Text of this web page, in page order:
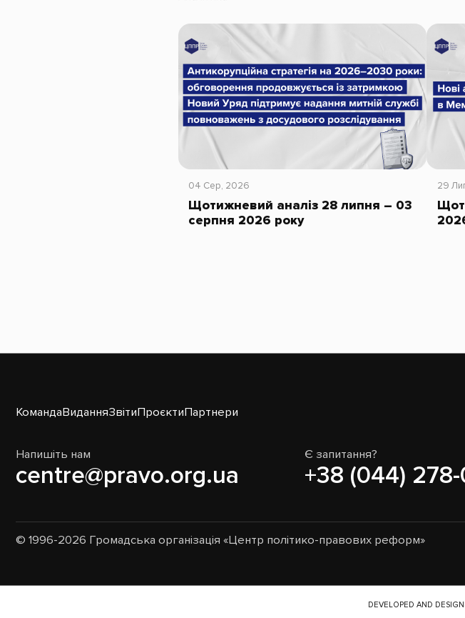
04 Сер, 2026
Щотижневий аналіз 28 липня – 03
серпня 2026 року
29
КомандаВиданняЗвітиПроєктиПартнери
Напишіть нам
centre@pravo.org.ua
Є запитання?
+38 (044) 278-
© 1996-2026 Громадська організація «Центр політико-правових реформ»
DEVELOPED AND